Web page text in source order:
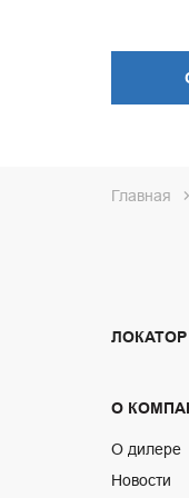
Главная
ЛОКАТОР
О
О дилере
Новости